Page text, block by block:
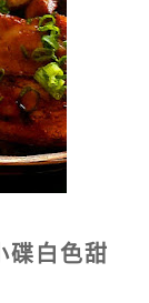
碟白色甜